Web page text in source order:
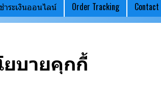
ำระเงินออนไลน์ Order Tracking Contact
ยบายคุกกี้